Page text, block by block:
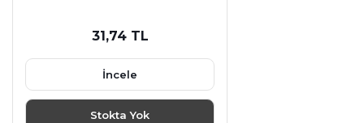
31,74 TL
İncele
Stokta Yok